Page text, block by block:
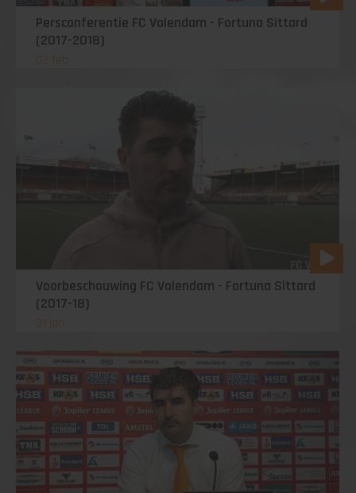
Persconferentie FC Volendam - Fortuna Sittard
(2017-2018)
02 feb
Voorbeschouwing FC Volendam - Fortuna Sittard
(2017-18)
31 jan